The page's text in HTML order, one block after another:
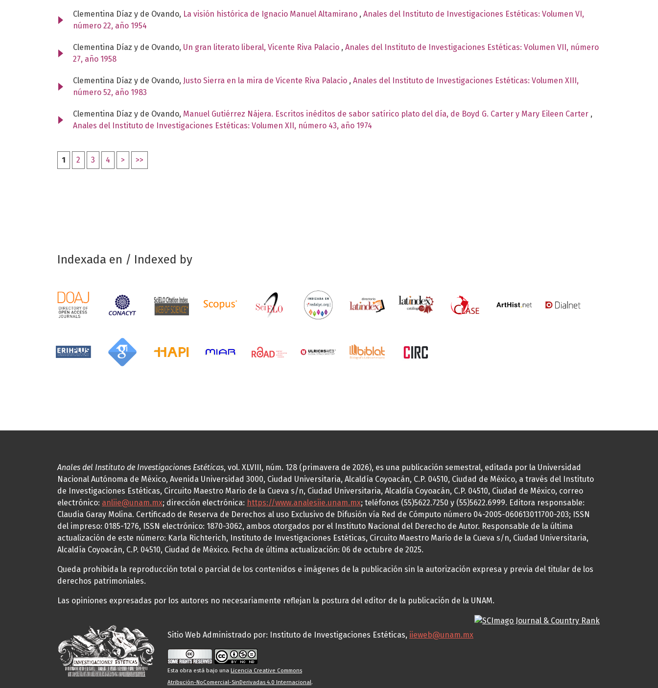
Clementina Díaz y de Ovando, La visión histórica de Ignacio Manuel Altamirano , Anales del Instituto de Investigaciones Estéticas: Volumen VI,
número 22, año 1954
Clementina Díaz y de Ovando, Un gran literato liberal, Vicente Riva Palacio , Anales del Instituto de Investigaciones Estéticas: Volumen VII, número
27, año 1958
Clementina Díaz y de Ovando, Justo Sierra en la mira de Vicente Riva Palacio , Anales del Instituto de Investigaciones Estéticas: Volumen XIII,
número 52, año 1983
Clementina Díaz y de Ovando, Manuel Gutiérrez Nájera. Escritos inéditos de sabor satírico plato del día, de Boyd G. Carter y Mary Eileen Carter ,
Anales del Instituto de Investigaciones Estéticas: Volumen XII, número 43, año 1974
1 2 3 4 > >>
Indexada en / Indexed by
Anales del Instituto de Investigaciones Estéticas, vol. XLVIII, núm. 128 (primavera de 2026), es una publicación semestral, editada por la Universidad
Nacional Autónoma de México, Avenida Universidad 3000, Ciudad Universitaria, Alcaldía Coyoacán, C.P. 04510, Ciudad de México, a través del Instituto
de Investigaciones Estéticas, Circuito Maestro Mario de la Cueva s/n, Ciudad Universitaria, Alcaldía Coyoacán, C.P. 04510, Ciudad de México, correo
electrónico: anliie@unam.mx; dirección electrónica: https://www.analesiie.unam.mx; teléfonos (55)5622.7250 y (55)5622.6999. Editora responsable:
Claudia Garay Molina. Certificado de Reserva de Derechos al uso Exclusivo de Difusión vía Red de Cómputo número 04-2005-060613011700-203; ISSN
del impreso: 0185-1276, ISSN electrónico: 1870-3062, ambos otorgados por el Instituto Nacional del Derecho de Autor. Responsable de la última
actualización de este número: Karla Richterich, Instituto de Investigaciones Estéticas, Circuito Maestro Mario de la Cueva s/n, Ciudad Universitaria,
Alcaldía Coyoacán, C.P. 04510, Ciudad de México. Fecha de última actualización: 06 de octubre de 2025.
Queda prohibida la reproducción total o parcial de los contenidos e imágenes de la publicación sin la autorización expresa y previa del titular de los
derechos patrimoniales.
Las opiniones expresadas por los autores no necesariamente reflejan la postura del editor de la publicación de la UNAM.
Sitio Web Administrado por: Instituto de Investigaciones Estéticas, iieweb@unam.mx
Esta obra está bajo una Licencia Creative Commons
Atribución-NoComercial-SinDerivadas 4.0 Internacional.